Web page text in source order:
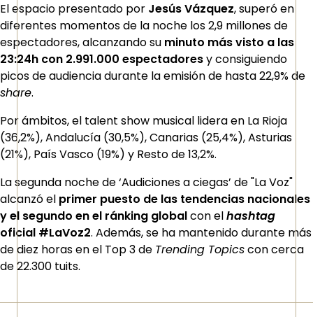
El espacio presentado por Jesús Vázquez, superó en
diferentes momentos de la noche los 2,9 millones de
espectadores, alcanzando su minuto más visto a las
23:24h con 2.991.000 espectadoresy consiguiendo
picos de audiencia durante la emisión de hasta 22,9% de
share.
Por ámbitos, el talent show musical lidera en La Rioja
(36,2%), Andalucía (30,5%), Canarias (25,4%), Asturias
(21%), País Vasco (19%) y Resto de 13,2%.
La segunda noche de ‘Audiciones a ciegas’ de "La Voz"
alcanzó el primer puesto de las tendencias nacionales
y el segundo en el ránking globalcon elhashtag
oficial #LaVoz2. Además, se ha mantenido durante más
de diez horas en el Top 3 de Trending Topicscon cerca
de 22.300 tuits.